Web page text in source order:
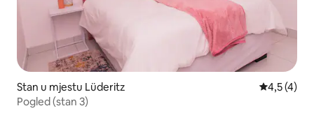
Stan u mjestu Lüderitz Prosječna
4,5 (4)
Pogled (stan 3)